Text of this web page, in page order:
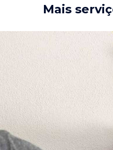
Mais